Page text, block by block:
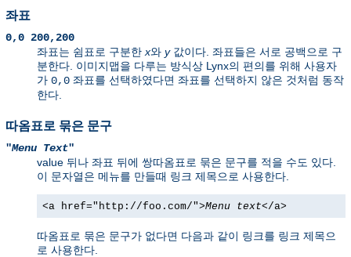
좌표
0,0 200,200
좌표는 쉼표로 구분한 x와 y값이다. 좌표들은 서로 공백으로 구
분한다. 이미지맵을 다루는 방식상 Lynx의 편의를 위해 사용자
가 0,0 좌표를 선택하였다면 좌표를 선택하지 않은 것처럼 동작
한다.
따옴표로 묶은 문구
"Menu Text"
value 뒤나 좌표 뒤에 쌍따옴표로 묶은 문구를 적을 수도 있다.
이 문자열은 메뉴를 만들때 링크 제목으로 사용한다.
<a href="http://foo.com/">Menu text</a>
따옴표로 묶은 문구가 없다면 다음과 같이 링크를 링크 제목으
로 사용한다.